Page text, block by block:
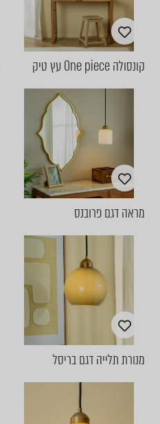
קונסולה One piece עץ טיק
מראה דגם פרובנס
מנורת תלייה דגם בריסל